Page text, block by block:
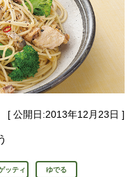
[ 公開日:2013年12月23日 ]
ッティ ゆでる